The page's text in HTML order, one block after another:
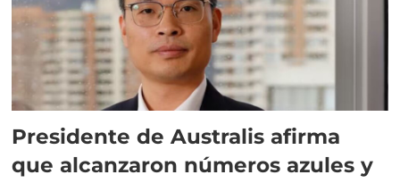
Presidente de Australis afirma
que alcanzaron números azules y